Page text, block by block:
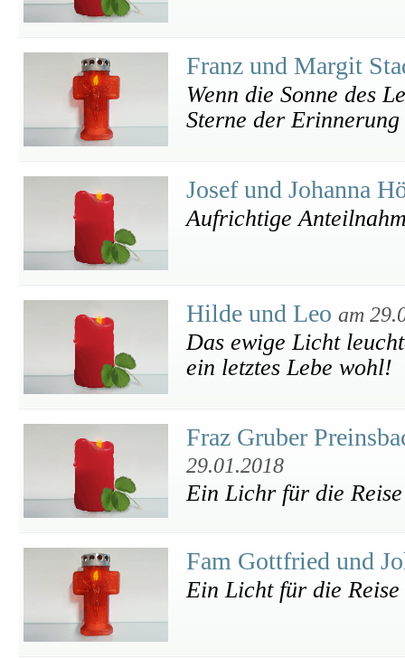
Franz und Margit
Wenn die Sonne des
Sterne der Erinnerung
Josef und Johanna
Aufrichtige
Hilde und Leo am
Das ewige Licht
ein letztes Lebe wohl!
Fraz Gruber
29.01.2018
Ein Lichr für die Reise
Fam Gottfried und
Ein Licht für die Reise